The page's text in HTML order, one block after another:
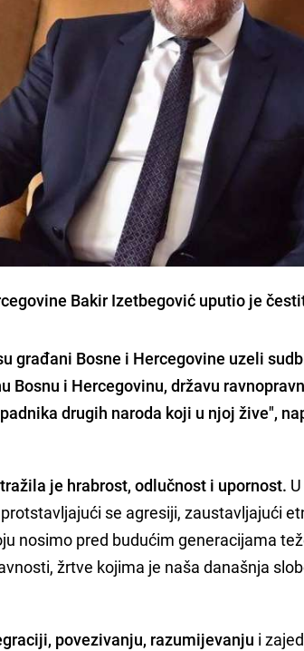
Bakir Izetbegović uputio je
građani Bosne i Hercegovine uzeli
Bosnu i Hercegovinu, državu
drugih naroda koji u njoj žive",
je hrabrost, odlučnost i upornost.
se agresiji, zaustavljajući
nosimo pred budućim generacijama
žrtve kojima je naša današnja
povezivanju, razumijevanju i